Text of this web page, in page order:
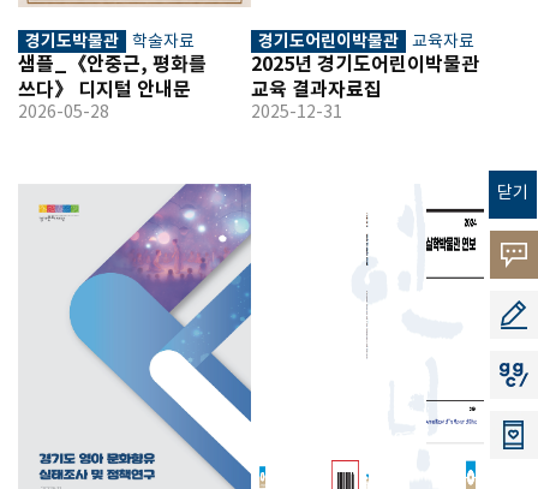
닫기
고객의
소리
공모
지지
경기도박물관 학술자료
샘플_《안중근, 평화를
쓰다》 디지털 안내문
2026-05-28
경기도어린이박물관 교육자료
2025년 경기도어린이박물관
교육 결과자료집
2025-12-31